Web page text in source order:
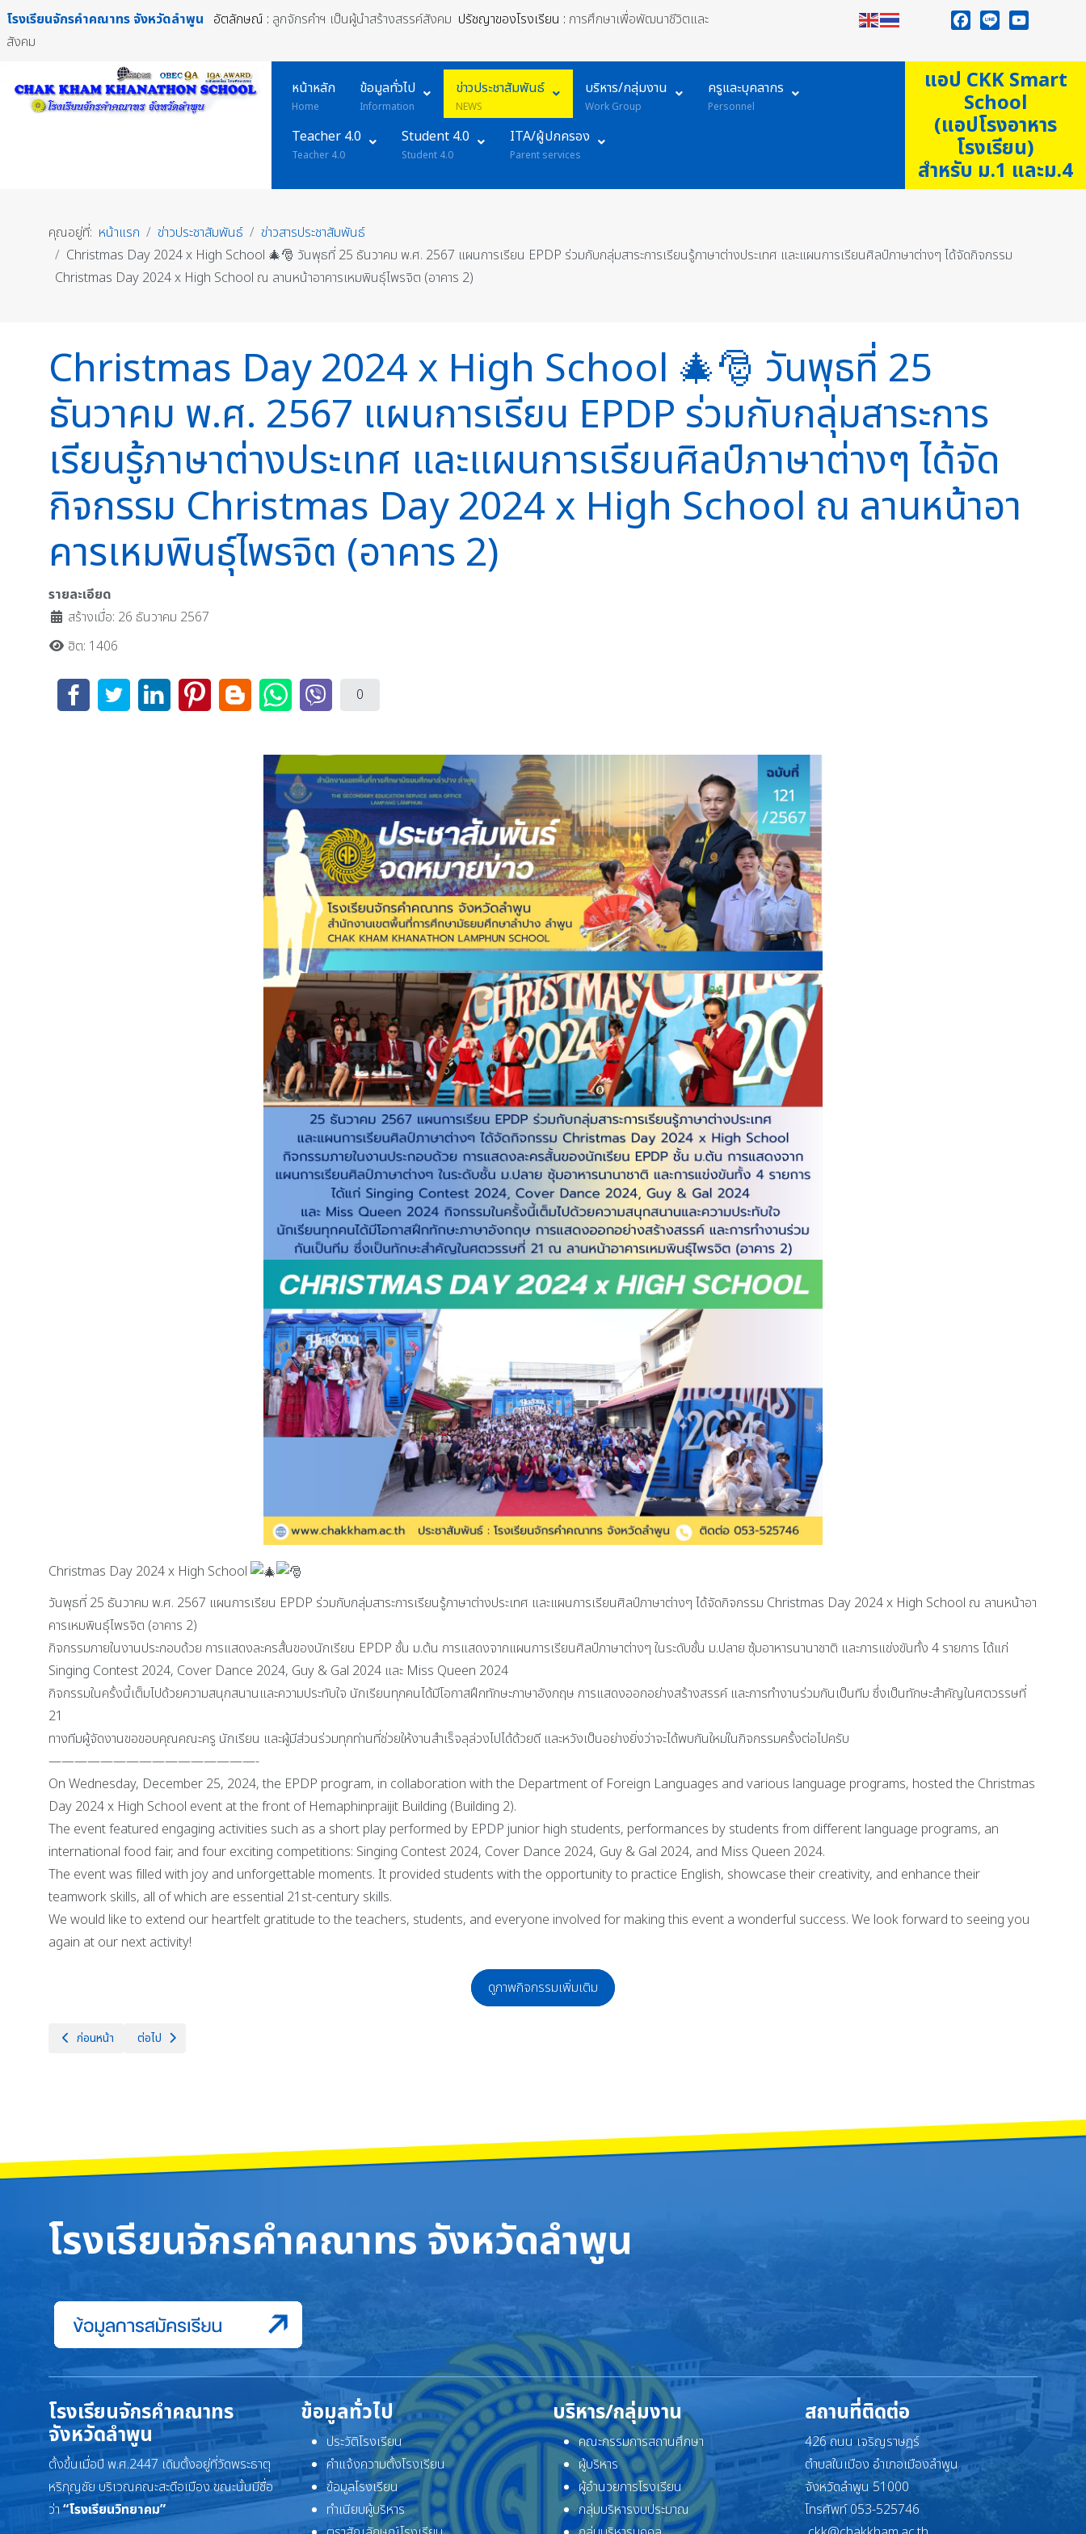
โรงเรียนจักรคำคณาทร จังหวัดลำพูน อัตลักษณ์ : ลูกจักรคำฯ เป็นผู้นำสร้างสรรค์สังคม ปรัชญาของโรงเรียน : การศึกษาเพื่อพัฒนาชีวิตและ
สังคม
หน้าหลัก
Home
ข้อมูลทั่วไป
Information
ข่าวประชาสัมพันธ์
NEWS
บริหาร/กลุ่มงาน
Work Group
ครูและบุคลากร
Personnel
Teacher 4.0
Teacher 4.0
Student 4.0
Student 4.0
ITA/ผู้ปกครอง
Parent services
แอป CKK Smart
School
(แอปโรงอาหาร
โรงเรียน)
สำหรับ ม.1 และม.4
คุณอยู่ที่: หน้าแรก ข่าวประชาสัมพันธ์
ข่าวสารประชาสัมพันธ์
Christmas Day 2024 x High School 🎄🎅 วันพุธที่ 25 ธันวาคม พ.ศ. 2567 แผนการเรียน EPDP ร่วมกับกลุ่มสาระการเรียนรู้ภาษาต่างประเทศ และแผนการเรียนศิลป์ภาษาต่างๆ ได้จัดกิจกรรม
Christmas Day 2024 x High School ณ ลานหน้าอาคารเหมพินธุ์ไพรจิต (อาคาร 2)
Christmas Day 2024 x High School 🎄🎅 วันพุธที่ 25
ธันวาคม พ.ศ. 2567 แผนการเรียน EPDP ร่วมกับกลุ่มสาระการ
เรียนรู้ภาษาต่างประเทศ และแผนการเรียนศิลป์ภาษาต่างๆ ได้จัด
กิจกรรม Christmas Day 2024 x High School ณ ลานหน้าอา
คารเหมพินธุ์ไพรจิต (อาคาร 2)
รายละเอียด
สร้างเมื่อ: 26 ธันวาคม 2567
ฮิต: 1406
0
Christmas Day 2024 x High School
วันพุธที่ 25 ธันวาคม พ.ศ. 2567 แผนการเรียน EPDP ร่วมกับกลุ่มสาระการเรียนรู้ภาษาต่างประเทศ และแผนการเรียนศิลป์ภาษาต่างๆ ได้จัดกิจกรรม Christmas Day 2024 x High School ณ ลานหน้าอา
คารเหมพินธุ์ไพรจิต (อาคาร 2)
กิจกรรมภายในงานประกอบด้วย การแสดงละครสั้นของนักเรียน EPDP ชั้น ม.ต้น การแสดงจากแผนการเรียนศิลป์ภาษาต่างๆ ในระดับชั้น ม.ปลาย ซุ้มอาหารนานาชาติ และการแข่งขันทั้ง 4 รายการ ได้แก่
Singing Contest 2024, Cover Dance 2024, Guy & Gal 2024 และ Miss Queen 2024
กิจกรรมในครั้งนี้เต็มไปด้วยความสนุกสนานและความประทับใจ นักเรียนทุกคนได้มีโอกาสฝึกทักษะภาษาอังกฤษ การแสดงออกอย่างสร้างสรรค์ และการทำงานร่วมกันเป็นทีม ซึ่งเป็นทักษะสำคัญในศตวรรษที่
21
ทางทีมผู้จัดงานขอขอบคุณคณะครู นักเรียน และผู้มีส่วนร่วมทุกท่านที่ช่วยให้งานสำเร็จลุล่วงไปได้ด้วยดี และหวังเป็นอย่างยิ่งว่าจะได้พบกันใหม่ในกิจกรรมครั้งต่อไปครับ
————————————————-
On Wednesday, December 25, 2024, the EPDP program, in collaboration with the Department of Foreign Languages and various language programs, hosted the Christmas
Day 2024 x High School event at the front of Hemaphinpraijit Building (Building 2).
The event featured engaging activities such as a short play performed by EPDP junior high students, performances by students from different language programs, an
international food fair, and four exciting competitions: Singing Contest 2024, Cover Dance 2024, Guy & Gal 2024, and Miss Queen 2024.
The event was filled with joy and unforgettable moments. It provided students with the opportunity to practice English, showcase their creativity, and enhance their
teamwork skills, all of which are essential 21st-century skills.
We would like to extend our heartfelt gratitude to the teachers, students, and everyone involved for making this event a wonderful success. We look forward to seeing you
again at our next activity!
ดูภาพกิจกรรมเพิ่มเติม
เนื้อหาก่อนหน้า: จักรคำฯไมโครมาราธอน ครั้งที่ 28 🏃🏃‍♀️วันศุกร์ ที่ 27 ธันวาคม 2567 โรงเรียนจักรคำคณาทร จังหวัดลำพูน จัดกิจกรรม เดิน-วิ่งจักรคำไมโครมาราธอน ครั้งที่ 28 ประจำปี 2567 และกิจกรรมส่งท้ายปีเก่า ต้อนรับปีใหม่
ก่อนหน้า เนื้อหาถัดไป: วันพุธที่ 25 ธันวาคม 2567 ผู้บริหาร คณะครู และคณะกรรมการสภานักเรียน จัดงานต้อนรับและแสดงความยินดีแด่รองผู้อำนวยการ ว่าที่ร้อยโทอุทัย กันทาแจ่ม พร้อมทั้งผู้บริหารสถานศึกษาและผู้มีเกียรติร่วม
ต่อไป
โรงเรียนจักรคำคณาทร จังหวัดลำพูน
โรงเรียนจักรคำคณาทร
จังหวัดลำพูน
ตั้งขึ้นเมื่อปี พ.ศ.2447 เดิมตั้งอยู่ที่วัดพระธาตุ
หริภุญชัย บริเวณคณะสะดือเมือง ขณะนั้นมีชื่อ
ว่า“โรงเรียนวิทยาคม”
ข้อมูลทั่วไป
ประวัติโรงเรียน
คำแจ้งความตั้งโรงเรียน
ข้อมูลโรงเรียน
ทำเนียบผู้บริหาร
บริหาร/กลุ่มงาน
คณะกรรมการสถานศึกษา
ผู้บริหาร
ผู้อำนวยการโรงเรียน
กลุ่มบริหารงบประมาณ
สถานที่ติดต่อ
426 ถนน เจริญราษฎร์
ตำบลในเมือง อำเภอเมืองลำพูน
จังหวัดลำพูน 51000
โทรศัพท์ 053-525746